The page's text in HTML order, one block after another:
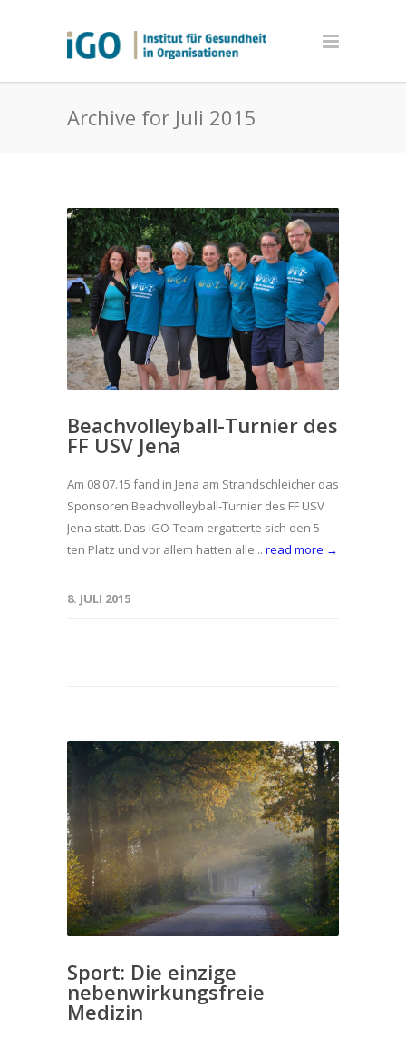
Archive for Juli 2015
Beachvolleyball-Turnier des
FF USV Jena
Am 08.07.15 fand in Jena am Strandschleicher das
Sponsoren Beachvolleyball-Turnier des FF USV
Jena statt. Das IGO-Team ergatterte sich den 5-
ten Platz und vor allem hatten alle... read more →
8. JULI 2015
Sport: Die einzige
nebenwirkungsfreie
Medizin